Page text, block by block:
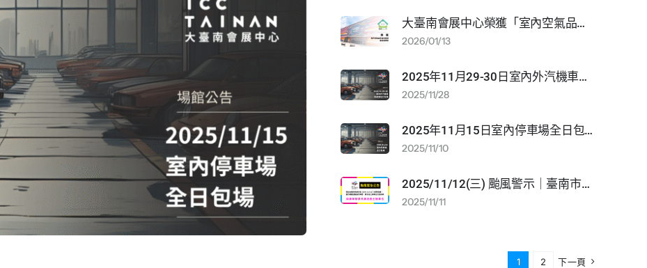
大臺南會展中心榮獲「室內空氣品質自主管理優良級標章」
2026/01/13
2025年11月29-30日室內外汽機車停車場全日包場通知
2025/11/28
2025年11月15日室內停車場全日包場通知
2025/11/10
2025/11/12(三) 颱風警示｜臺南市停止上班、停止上課通知
2025/11/11
1 2 下一頁